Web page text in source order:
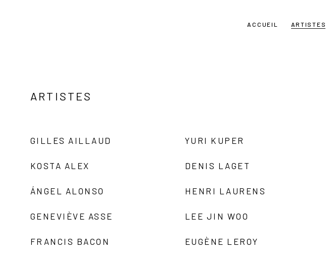
ACCUEIL ARTISTES
ARTISTES
GILLES AILLAUD
KOSTA ALEX
ÁNGEL ALONSO
GENEVIÈVE ASSE
FRANCIS BACON
YURI KUPER
DENIS LAGET
HENRI LAURENS
LEE JIN WOO
EUGÈNE LEROY